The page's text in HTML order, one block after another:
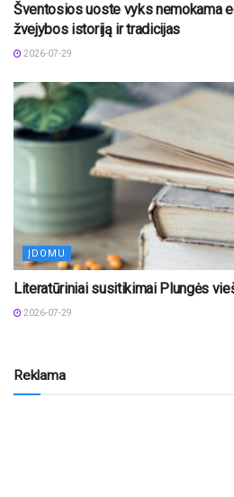
Šventosios uoste vyks nemokama
žvejybos istoriją ir tradicijas
2026-07-29
ĮDOMU
Literatūriniai susitikimai Plungės
2026-07-29
Reklama